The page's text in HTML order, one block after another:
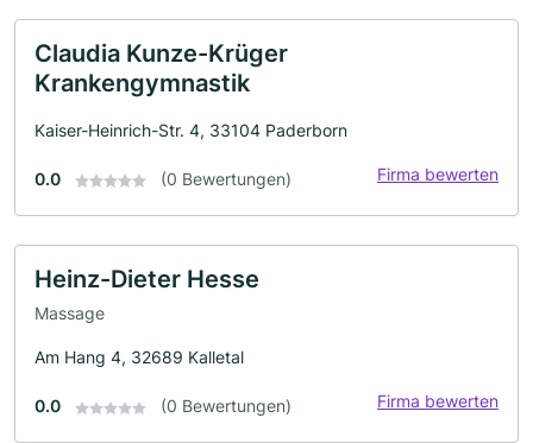
Claudia Kunze-Krüger
Krankengymnastik
Kaiser-Heinrich-Str. 4, 33104 Paderborn
0.0 (0 Bewertungen) Firma bewerten
Heinz-Dieter Hesse
Massage
Am Hang 4, 32689 Kalletal
0.0 (0 Bewertungen) Firma bewerten